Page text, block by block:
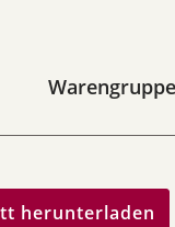
herunterladen